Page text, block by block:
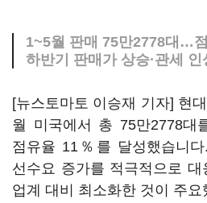
1~5월 판매 75만2778대…
하반기 판매가 상승·관세 인
[뉴스토마토 이승재 기자] 현
월 미국에서 총 75만2778대
점유율 11％를 달성했습니
선수요 증가를 적극적으로
업계 대비 최소화한 것이 주요